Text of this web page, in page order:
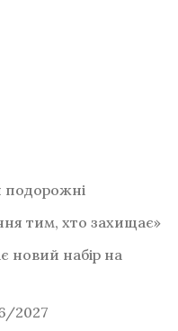
подорожні
тим, хто захищає»
новий набір на
2027